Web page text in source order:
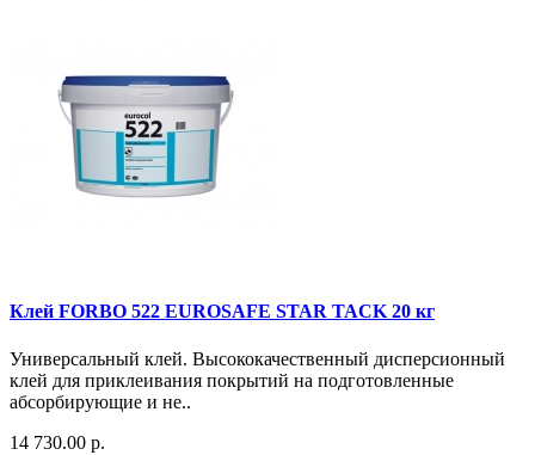
Клей FORBO 522 EUROSAFE STAR TACK 20 кг
Универсальный клей. Высококачественный дисперсионный
клей для приклеивания покрытий на подготовленные
абсорбирующие и не..
14 730.00 р.